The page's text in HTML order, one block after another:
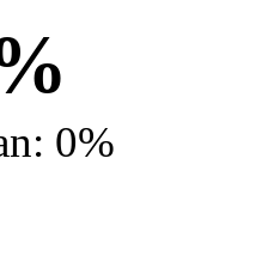
0%